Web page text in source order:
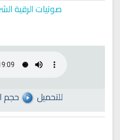
صوتيات الرقية
للتحميل حجم